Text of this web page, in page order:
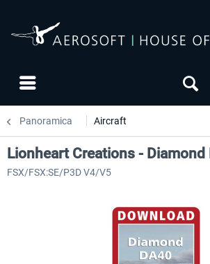
Panoramica Aircraft
Lionheart Creations - Diamond
FSX/FSX:SE/P3D V4/V5